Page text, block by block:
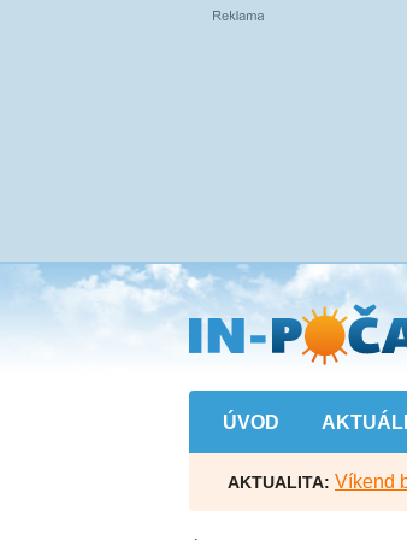
Přejít
na
hlavní
obsah
ÚVOD
AKTUALITA: Víkend